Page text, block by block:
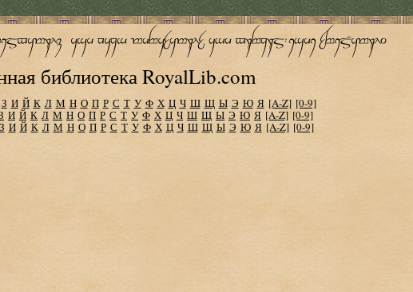
библиотека RoyalLib.com
З И Й К Л М Н О П Р С Т У Ф Х Ц Ч Ш Щ Ы Э Ю Я [A-Z] [0-9]
И Й К Л М Н О П Р С Т У Ф Х Ц Ч Ш Щ Ы Э Ю Я [A-Z] [0-9]
З И Й К Л М Н О П Р С Т У Ф Х Ц Ч Ш Щ Ы Э Ю Я [A-Z] [0-9]